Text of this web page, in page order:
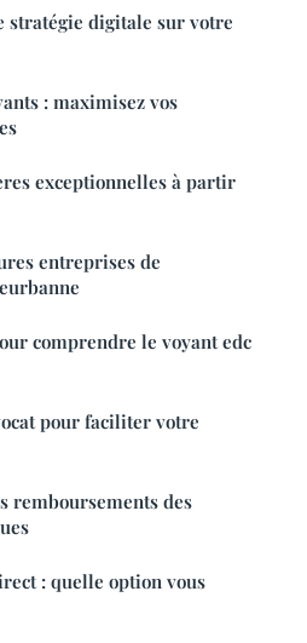
stratégie digitale sur votre
: maximisez vos
exceptionnelles à partir
entreprises de
comprendre le voyant edc
pour faciliter votre
remboursements des
: quelle option vous